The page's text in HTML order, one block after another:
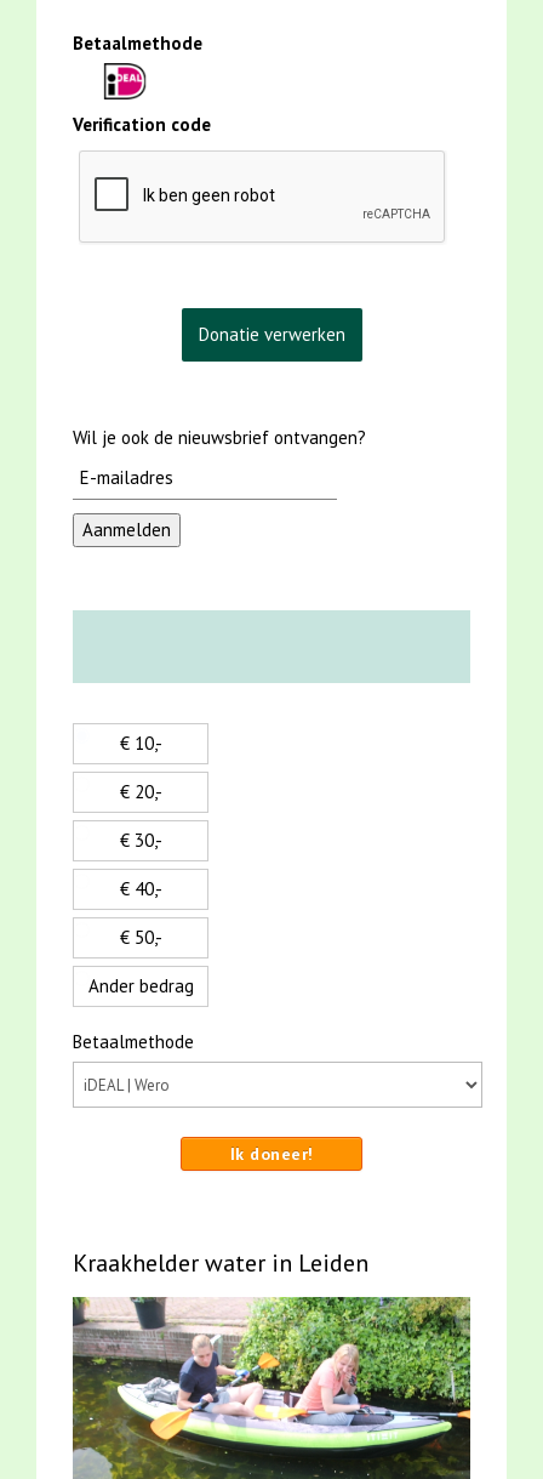
Betaalmethode
Verification code
Wil je ook de nieuwsbrief ontvangen?
€ 10,-
€ 20,-
€ 30,-
€ 40,-
€ 50,-
Ander bedrag
Betaalmethode
Ik doneer!
Kraakhelder water in Leiden